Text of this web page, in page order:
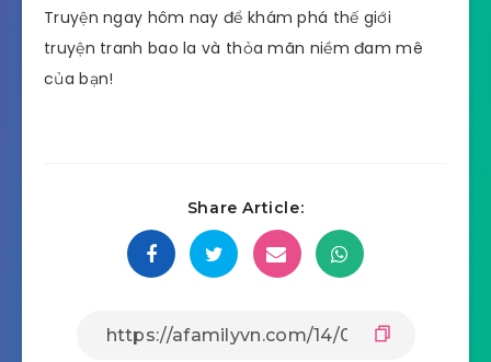
Truyện ngay hôm nay để khám phá thế giới
truyện tranh bao la và thỏa mãn niềm đam mê
của bạn!
Share Article: